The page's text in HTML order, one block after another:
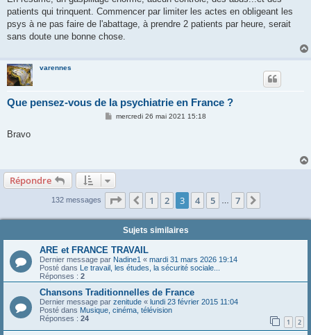
patients qui trinquent. Commencer par limiter les actes en obligeant les
psys à ne pas faire de l'abattage, à prendre 2 patients par heure, serait
sans doute une bonne chose.
varennes
Que pensez-vous de la psychiatrie en France ?
Mmercredi 26 mai 2021 15:18
Bravo
Répondre
132 messages Page sur7
Précédente
1 2 3 4 5 7
Sujets similaires
ARE et FRANCE TRAVAIL
Dernier message par Nadine1 « mardi 31 mars 2026 19:14
Posté dans Le travail, les études, la sécurité sociale...
Réponses : 2
Chansons Traditionnelles de France
Dernier message par zenitude « lundi 23 février 2015 11:04
Posté dans Musique, cinéma, télévision
Réponses : 24 1 2